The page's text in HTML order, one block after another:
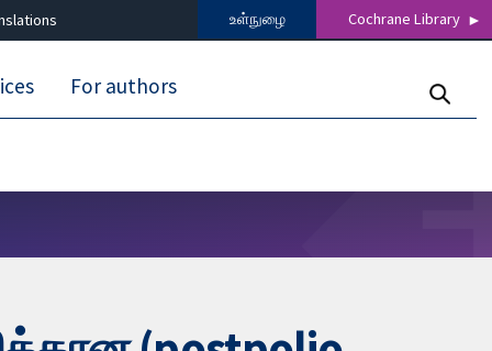
உள்நுழை Cochrane Library
For authors